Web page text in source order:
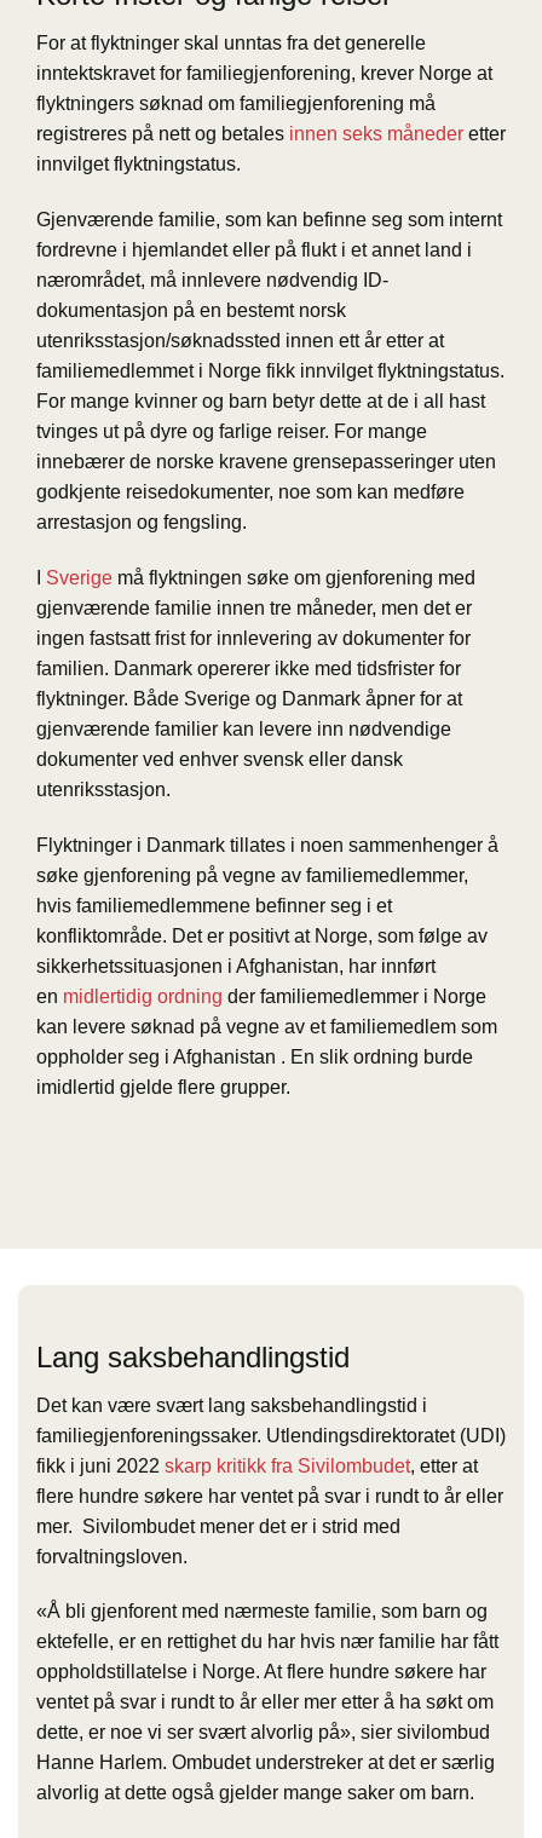
For at flyktninger skal unntas fra det generelle
inntektskravet for familiegjenforening, krever Norge at
flyktningers søknad om familiegjenforening må
registreres på nett og betales innen seks måneder etter
innvilget flyktningstatus.
Gjenværende familie, som kan befinne seg som internt
fordrevne i hjemlandet eller på flukt i et annet land i
nærområdet, må innlevere nødvendig ID-
dokumentasjon på en bestemt norsk
utenriksstasjon/søknadssted innen ett år etter at
familiemedlemmet i Norge fikk innvilget flyktningstatus.
For mange kvinner og barn betyr dette at de i all hast
tvinges ut på dyre og farlige reiser. For mange
innebærer de norske kravene grensepasseringer uten
godkjente reisedokumenter, noe som kan medføre
arrestasjon og fengsling.
Sverige må flyktningen søke om gjenforening med
gjenværende familie innen tre måneder, men det er
ingen fastsatt frist for innlevering av dokumenter for
familien. Danmark opererer ikke med tidsfrister for
flyktninger. Både Sverige og Danmark åpner for at
gjenværende familier kan levere inn nødvendige
dokumenter ved enhver svensk eller dansk
utenriksstasjon.
Flyktninger i Danmark tillates i noen sammenhenger å
søke gjenforening på vegne av familiemedlemmer,
hvis familiemedlemmene befinner seg i et
konfliktområde. Det er positivt at Norge, som følge av
sikkerhetssituasjonen i Afghanistan, har innført
en midlertidig ordning der familiemedlemmer i Norge
kan levere søknad på vegne av et familiemedlem som
oppholder seg i Afghanistan . En slik ordning burde
imidlertid gjelde flere grupper.
Lang saksbehandlingstid
Det kan være svært lang saksbehandlingstid i
familiegjenforeningssaker. Utlendingsdirektoratet (UDI)
fikk i juni 2022 skarp kritikk fra Sivilombudet, etter at
flere hundre søkere har ventet på svar i rundt to år eller
mer. Sivilombudet mener det er i strid med
forvaltningsloven.
«Å bli gjenforent med nærmeste familie, som barn og
ektefelle, er en rettighet du har hvis nær familie har fått
oppholdstillatelse i Norge. At flere hundre søkere har
ventet på svar i rundt to år eller mer etter å ha søkt om
dette, er noe vi ser svært alvorlig på», sier sivilombud
Hanne Harlem. Ombudet understreker at det er særlig
alvorlig at dette også gjelder mange saker om barn.